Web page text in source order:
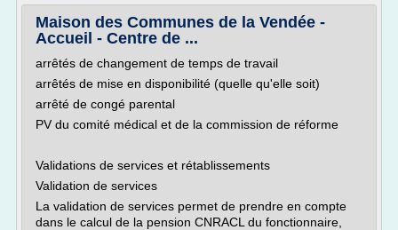
Maison des Communes de la Vendée -
Accueil - Centre de ...
arrêtés de changement de temps de travail
arrêtés de mise en disponibilité (quelle qu'elle soit)
arrêté de congé parental
PV du comité médical et de la commission de réforme
Validations de services et rétablissements
Validation de services
La validation de services permet de prendre en compte
dans le calcul de la pension CNRACL du fonctionnaire,